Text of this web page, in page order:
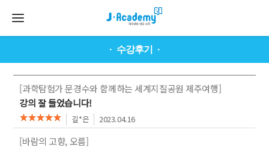
수강후기
[과학탐험가 문경수와 함께하는 세계지질공원 제주여행]
강의 잘 들었습니다!
길*은 2023.04.16
[바람의 고향, 오름]